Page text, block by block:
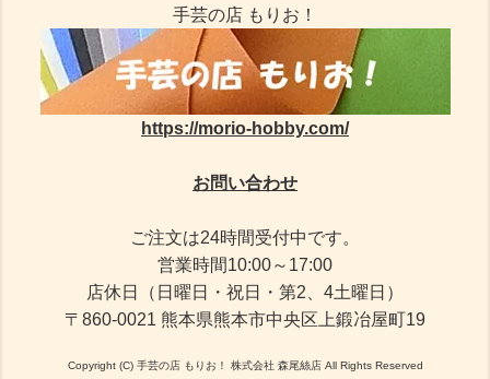
手芸の店 もりお！
https://morio-hobby.com/
お問い合わせ
ご注文は24時間受付中です。
営業時間10:00～17:00
店休日（日曜日・祝日・第2、4土曜日）
〒860-0021 熊本県熊本市中央区上鍛冶屋町19
Copyright (C) 手芸の店 もりお！ 株式会社 森尾絲店 All Rights Reserved